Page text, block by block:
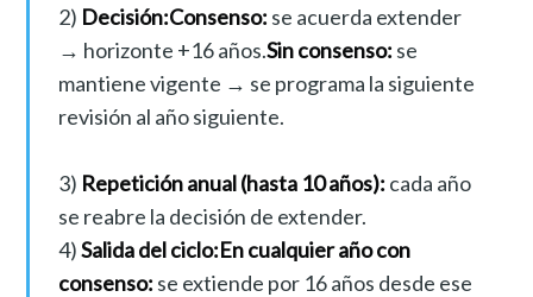
2) Decisión:Consenso: se acuerda extender
→ horizonte +16 años.Sin consenso: se
mantiene vigente → se programa la siguiente
revisión al año siguiente.
3) Repetición anual (hasta 10 años): cada año
se reabre la decisión de extender.
4)Salida del ciclo:En cualquier año con
consenso: se extiende por 16 años desde ese